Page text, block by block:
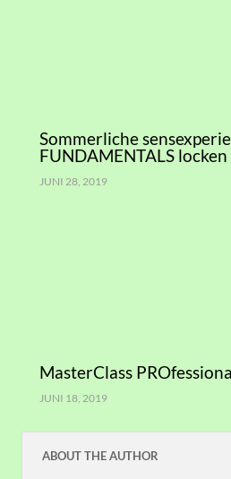
Sommerliche
FUNDAMENTALS
JUNI 28, 2019
MasterClass
JUNI 18, 2019
ABOUT THE AUTHOR